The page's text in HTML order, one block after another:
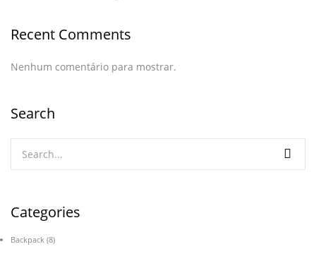
Recent Comments
Nenhum comentário para mostrar.
Search
Categories
Backpack (8)